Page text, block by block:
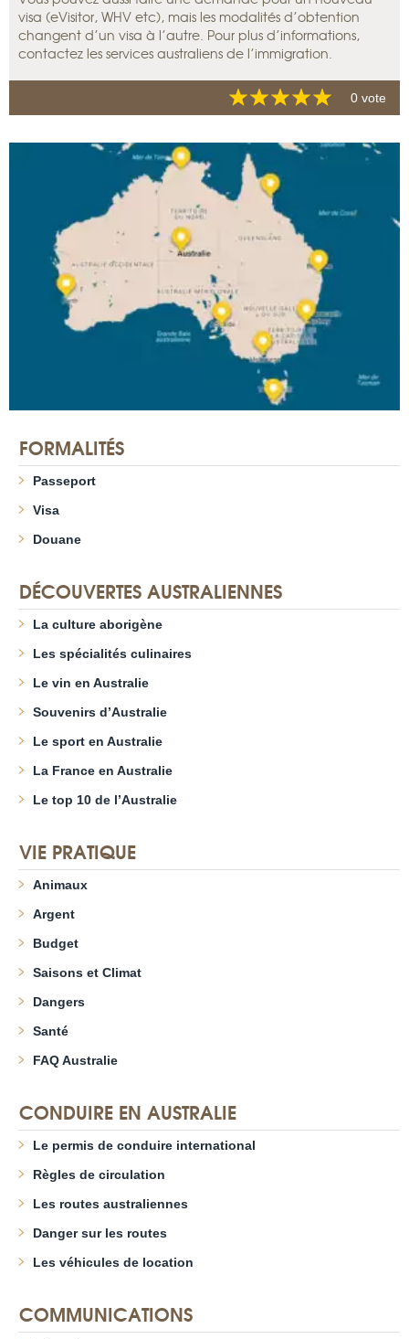
visa (eVisitor, WHV etc), mais les modalités d’obtention
changent d’un visa à l’autre. Pour plus d’informations,
contactez les services australiens de l’immigration.
0 vote
FORMALITÉS
Passeport
Visa
Douane
DÉCOUVERTES AUSTRALIENNES
La culture aborigène
Les spécialités culinaires
Le vin en Australie
Souvenirs d’Australie
Le sport en Australie
La France en Australie
Le top 10 de l’Australie
VIE PRATIQUE
Animaux
Argent
Budget
Saisons et Climat
Dangers
Santé
FAQ Australie
CONDUIRE EN AUSTRALIE
Le permis de conduire international
Règles de circulation
Les routes australiennes
Danger sur les routes
Les véhicules de location
COMMUNICATIONS